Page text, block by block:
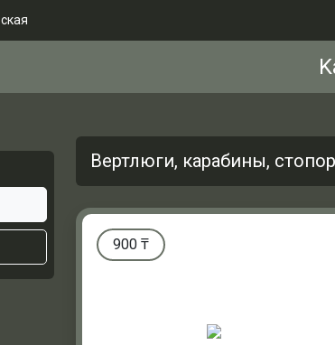
Вертлюги, карабины,
900 ₸